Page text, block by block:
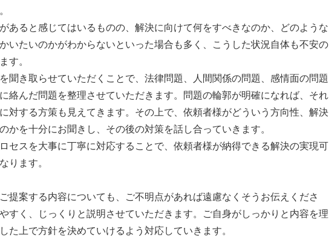
あると感じてはいるものの、解決に向けて何をすべきなのか、どのような
いたいのかがわからないといった場合も多く、こうした状況自体も不安の
す。
聞き取らせていただくことで、法律問題、人間関係の問題、感情面の問題
絡んだ問題を整理させていただきます。問題の輪郭が明確になれば、それ
対する方策も見えてきます。その上で、依頼者様がどういう方向性、解決
かを十分にお聞きし、その後の対策を話し合っていきます。
セスを大事に丁寧に対応することで、依頼者様が納得できる解決の実現可
ります。
提案する内容についても、ご不明点があれば遠慮なくそうお伝えくださ
すく、じっくりと説明させていただきます。ご自身がしっかりと内容を理
た上で方針を決めていけるよう対応していきます。